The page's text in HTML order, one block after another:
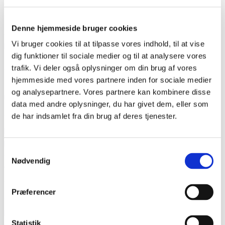
Denne hjemmeside bruger cookies
Vi bruger cookies til at tilpasse vores indhold, til at vise
dig funktioner til sociale medier og til at analysere vores
trafik. Vi deler også oplysninger om din brug af vores
hjemmeside med vores partnere inden for sociale medier
og analysepartnere. Vores partnere kan kombinere disse
data med andre oplysninger, du har givet dem, eller som
de har indsamlet fra din brug af deres tjenester.
Nødvendig
Præferencer
Statistik
danske sejr i 1851 blev de begge landsforviste. Da Danmark
havde tabt den anden slesvigske krig til Preussen og Østrig i
1864, forsøgte de ganske vist at få indflydelse igen, men da
Slesvig-Holsten blev preussisk, havde jernkansleren
Bismarck ikke brug for besværlige hertuger, hvormed deres
rolle var udspillet.
Søsteren, enkedronning Caroline Amalie, var derimod så
omkring præsten og politikeren Nikolaj Fredrik Severin
Grundtvig, som mere end nogen anden lagde grunden til den
Som enkehertuginde Louise Augusta senere bemærkede,
havde historien en egen sans for ironi. Hendes datter endte